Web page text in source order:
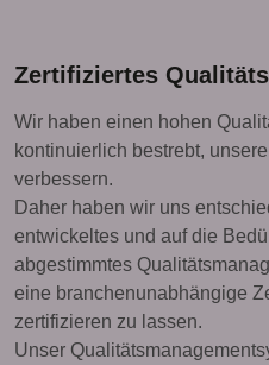
Zertifiziertes
Wir haben einen hohen
kontinuierlich bestrebt,
verbessern.
Daher haben wir uns
entwickeltes und auf die
abgestimmtes
eine branchenunabhängige
zertifizieren zu lassen.
Unser